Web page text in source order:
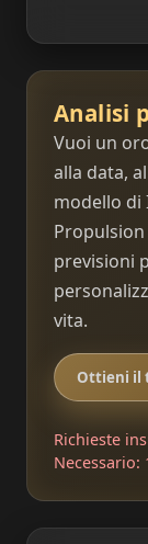
Analisi
Vuoi un
alla data,
modello di
previsioni
vita.
Ottieni il
Richieste
Necessario: